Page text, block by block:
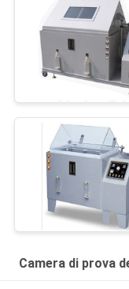
Camera di prova